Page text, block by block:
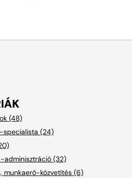
(48)
specialista (24)
adminisztráció (32)
munkaerő-közvetítés (6)